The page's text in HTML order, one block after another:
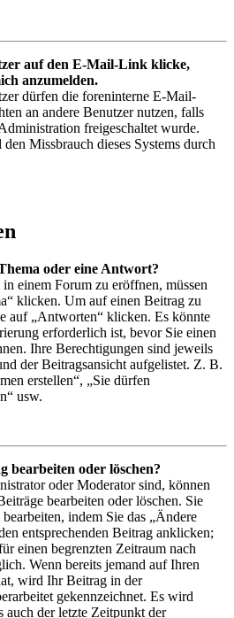
auf den E-Mail-Link klicke,
anzumelden.
dürfen die foreninterne E-Mail-
an andere Benutzer nutzen, falls
freigeschaltet wurde.
Missbrauch dieses Systems durch
oder eine Antwort?
einem Forum zu eröffnen, müssen
klicken. Um auf einen Beitrag zu
auf „Antworten“ klicken. Es könnte
erforderlich ist, bevor Sie einen
Ihre Berechtigungen sind jeweils
der Beitragsansicht aufgelistet. Z. B.
erstellen“, „Sie dürfen
usw.
bearbeiten oder löschen?
oder Moderator sind, können
bearbeiten oder löschen. Sie
indem Sie das „Ändere
entsprechenden Beitrag anklicken;
einen begrenzten Zeitraum nach
Wenn bereits jemand auf Ihren
wird Ihr Beitrag in der
gekennzeichnet. Es wird
auch der letzte Zeitpunkt der